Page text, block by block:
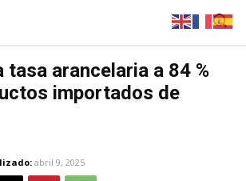
tasa arancelaria a 84 %
importados de
abril 9, 2025